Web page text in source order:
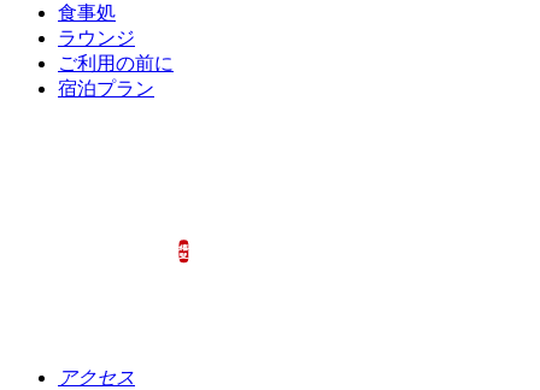
食事処
ラウンジ
ご利用の前に
宿泊プラン
アクセス